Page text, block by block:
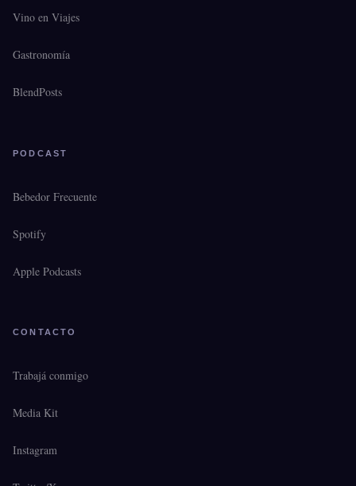
Vino en Viajes
Gastronomía
BlendPosts
PODCAST
Bebedor Frecuente
Spotify
Apple Podcasts
CONTACTO
Trabajá conmigo
Media Kit
Instagram